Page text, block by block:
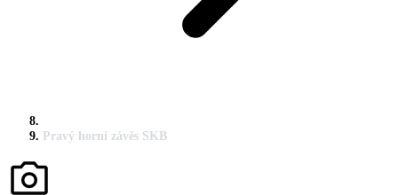
Pravý horní závěs SKB